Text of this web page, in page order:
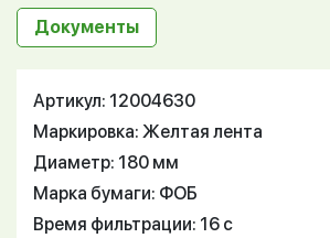
Документы
Артикул: 12004630
Маркировка: Желтая лента
Диаметр: 180 мм
Марка бумаги: ФОБ
Время фильтрации: 16 с